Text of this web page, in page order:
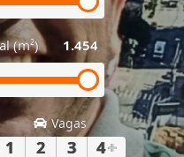
(m²) 1.454
Vagas
1 2 3 4+